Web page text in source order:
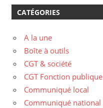
CATÉGORIES
A la une
Boîte à outils
CGT & société
CGT Fonction publique
Communiqué local
Communiqué national